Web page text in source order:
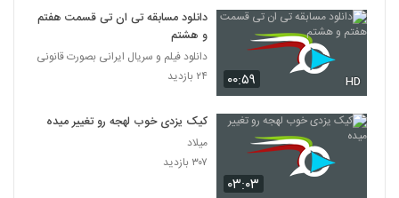
۰۰:۵۹ HD
دانلود مسابقه تی ان تی قسمت هفتم
و هشتم
دانلود فیلم و سریال ایرانی بصورت قانونی
۲۴ بازدید
۰۳:۰۳
کیک یزدی خوب لهجه رو تغییر میده
میلاد
۳۰۷ بازدید